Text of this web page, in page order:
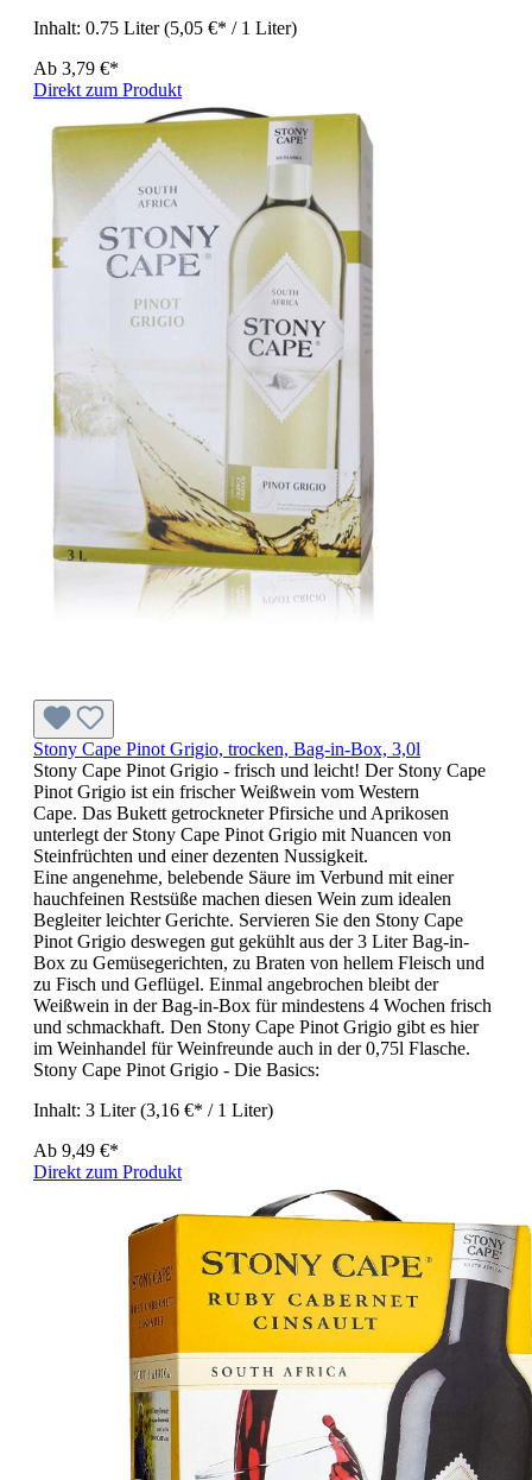
Inhalt: 0.75 Liter(5,05 €* / 1 Liter)
Ab 3,79 €*
Direkt zum Produkt
Stony Cape Pinot Grigio, trocken, Bag-in-Box, 3,0l
Stony Cape Pinot Grigio - frisch und leicht! Der Stony Cape
Pinot Grigio ist ein frischer Weißwein vom Western
Cape. Das Bukett getrockneter Pfirsiche und Aprikosen
unterlegt der Stony Cape Pinot Grigio mit Nuancen von
Steinfrüchten und einer dezenten Nussigkeit.
Eine angenehme, belebende Säure im Verbund mit einer
hauchfeinen Restsüße machen diesen Wein zum idealen
Begleiter leichter Gerichte. Servieren Sie den Stony Cape
Pinot Grigio deswegen gut gekühlt aus der 3 Liter Bag-in-
Box zu Gemüsegerichten, zu Braten von hellem Fleisch und
zu Fisch und Geflügel. Einmal angebrochen bleibt der
Weißwein in der Bag-in-Box für mindestens 4 Wochen frisch
und schmackhaft. Den Stony Cape Pinot Grigio gibt es hier
im Weinhandel für Weinfreunde auch in der 0,75l Flasche.
Stony Cape Pinot Grigio - Die Basics:
Inhalt: 3 Liter(3,16 €* / 1 Liter)
Ab 9,49 €*
Direkt zum Produkt